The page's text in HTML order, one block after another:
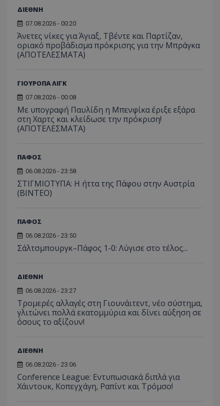
ΔΙΕΘΝΗ
07.08.2026 - 00:20
Άνετες νίκες για Άγιαξ, Τβέντε και Παρτίζαν,
οριακό προβάδισμα πρόκρισης για την Μπράγκα
(ΑΠΟΤΕΛΕΣΜΑΤΑ)
ΓΙΟΥΡΟΠΑ ΛΙΓΚ
07.08.2026 - 00:08
Με υπογραφή Παυλίδη η Μπενφίκα έριξε εξάρα
στη Χαρτς και κλείδωσε την πρόκριση!
(ΑΠΟΤΕΛΕΣΜΑΤΑ)
ΠΑΦΟΣ
06.08.2026 - 23:58
ΣΤΙΓΜΙΟΤΥΠΑ: Η ήττα της Πάφου στην Αυστρία
(ΒΙΝΤΕΟ)
ΠΑΦΟΣ
06.08.2026 - 23:50
Σάλτσμπουργκ–Πάφος 1-0: Λύγισε στο τέλος...
ΔΙΕΘΝΗ
06.08.2026 - 23:27
Τρομερές αλλαγές στη Γιουνάιτεντ, νέο σύστημα,
γλιτώνει πολλά εκατομμύρια και δίνει αύξηση σε
όσους το αξίζουν!
ΔΙΕΘΝΗ
06.08.2026 - 23:06
Conference League: Εντυπωσιακά διπλά για
Χάιντουκ, Κοπεγχάγη, Ραπίντ και Τρόμσο!